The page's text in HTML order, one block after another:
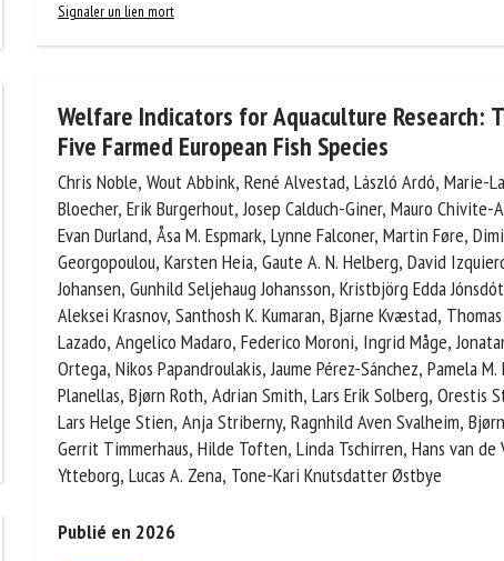
Signaler un lien mort
Welfare Indicators for Aquaculture Research:
Five Farmed European Fish Species
Chris Noble, Wout Abbink, René Alvestad, László Ardó, Marie-
Bloecher, Erik Burgerhout, Josep Calduch-Giner, Mauro Chivite-
Evan Durland, Åsa M. Espmark, Lynne Falconer, Martin Føre,
Georgopoulou, Karsten Heia, Gaute A. N. Helberg, David
Heidi Johansen, Gunhild Seljehaug Johansson, Kristbjörg Edda
Kolarevic, Aleksei Krasnov, Santhosh K. Kumaran, Bjarne
Carlo C. Lazado, Angelico Madaro, Federico Moroni, Ingrid
Samuel Ortega, Nikos Papandroulakis, Jaume Pérez-Sánchez,
Sonia Rey Planellas, Bjørn Roth, Adrian Smith, Lars Erik
Stavrakidis-Zachou, Lars Helge Stien, Anja Striberny, Ragnhild
Bjørn-Steinar Sæther, Gerrit Timmerhaus, Hilde Toften, Linda
de Vis, Elisabeth Ytteborg, Lucas A. Zena, Tone-Kari Knutsdatter
Publié en 2026